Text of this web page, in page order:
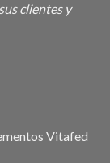
clientes y
Vitafed